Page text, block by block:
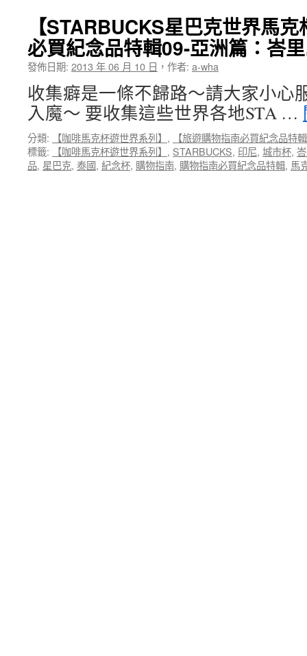
巴
克
世
界
克
杯
購
物
指
【STARBUCKS星巴克世界馬
必買紀念品特輯09-亞洲篇：峇
發佈日期: 2013 年 06 月 10 日 ， 作者: a-wha
收集癖是一條不歸路～請大家小心
入魔～ 要收集這些世界各地STA …
分類: 【咖啡馬克杯遊世界系列】 ,
【旅遊購物指南必買紀念品特
標籤:
【咖啡馬克杯遊世界系列】 , STARBUCKS, 印尼, 城市杯,
品, 星巴克, 泰國, 紀念杯, 購物指南, 購物指南必買紀念品特輯, 馬